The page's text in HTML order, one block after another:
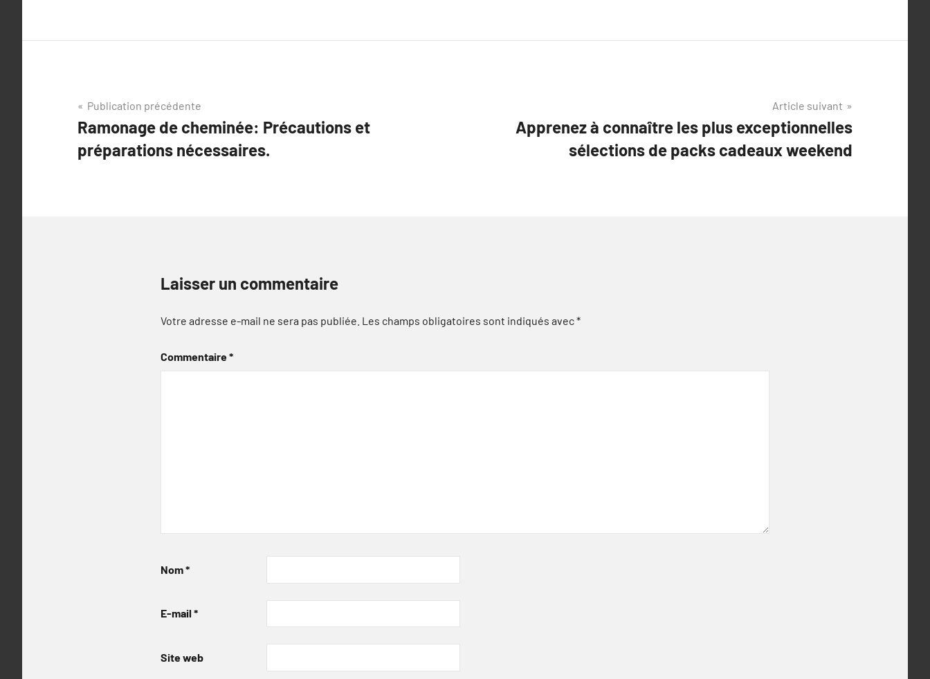
Navigation
de
l’article
Publication précédente
Ramonage de cheminée: Précautions et
préparations nécessaires.
Article suivant
Apprenez à connaître les plus exceptionnelles
sélections de packs cadeaux weekend
Laisser un commentaire
Votre adresse e-mail ne sera pas publiée. Les champs obligatoires sont indiqués avec*
Commentaire*
Nom*
E-mail *
Site web